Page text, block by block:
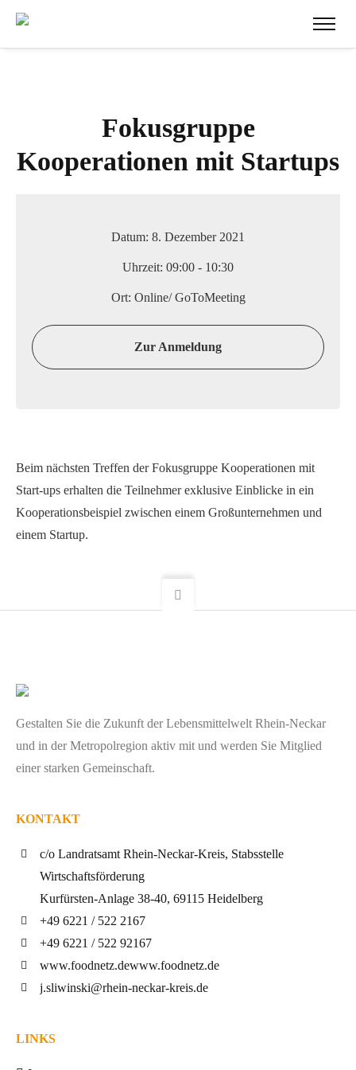
Fokusgruppe
Kooperationen mit Startups
Datum: 8. Dezember 2021
Uhrzeit: 09:00 - 10:30
Ort: Online/ GoToMeeting
Zur Anmeldung
Beim nächsten Treffen der Fokusgruppe Kooperationen mit
Start-ups erhalten die Teilnehmer exklusive Einblicke in ein
Kooperationsbeispiel zwischen einem Großunternehmen und
einem Startup.
Gestalten Sie die Zukunft der Lebensmittelwelt Rhein-Neckar
und in der Metropolregion aktiv mit und werden Sie Mitglied
einer starken Gemeinschaft.
KONTAKT
c/o Landratsamt Rhein-Neckar-Kreis, Stabsstelle
Wirtschaftsförderung
Kurfürsten-Anlage 38-40, 69115 Heidelberg
+49 6221 / 522 2167
+49 6221 / 522 92167
www.foodnetz.dewww.foodnetz.de
j.sliwinski@rhein-neckar-kreis.de
LINKS